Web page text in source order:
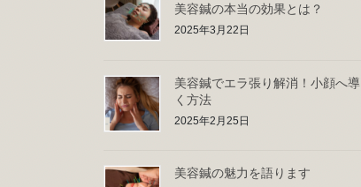
美容鍼の本当の効果とは？
2025年3月22日
美容鍼でエラ張り解消！小顔へ導
く方法
2025年2月25日
美容鍼の魅力を語ります